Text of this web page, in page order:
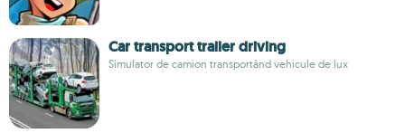
Car transport trailer driving
Simulator de camion transportând vehicule de lux